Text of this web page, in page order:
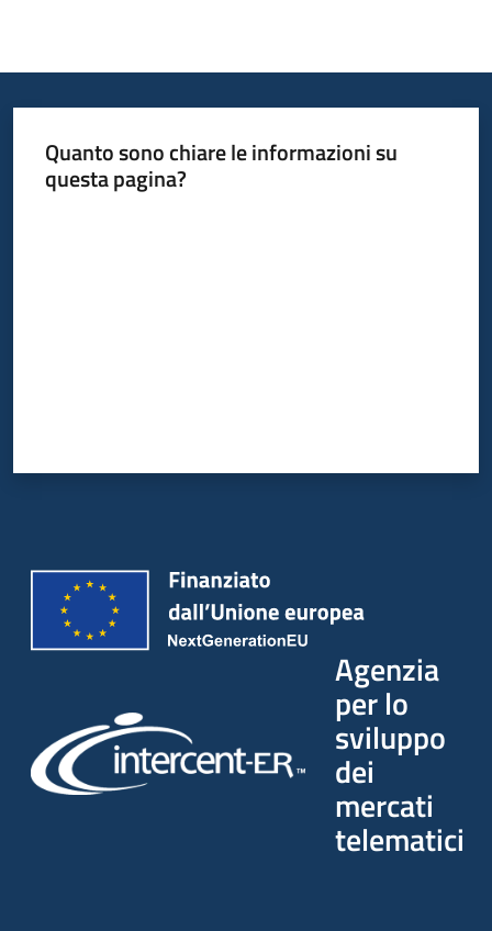
Quanto sono chiare le informazioni su
questa pagina?
Agenzia
per lo
sviluppo
dei
mercati
telematici